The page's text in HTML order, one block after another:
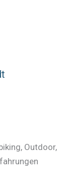
Outdoor,